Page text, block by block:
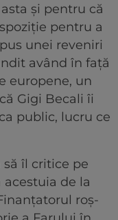
și pentru că
pentru a
unei reveniri
având în față
europene, un
Gigi Becali îi
public, lucru ce
îl critice pe
de la
roș-